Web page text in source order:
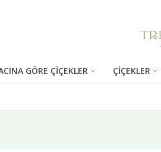
GÖRE ÇİÇEKLER ÇİÇEKLER